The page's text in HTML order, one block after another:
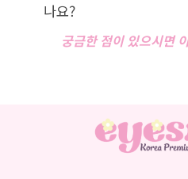
나요?
궁금한 점이 있으시면